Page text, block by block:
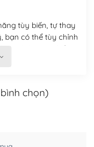
tùy biến, tự thay
bạn có thể tùy chỉnh
dịch vụ tại bất
chọn)